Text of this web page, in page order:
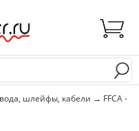
города..
шлейфы, кабели → FFCA -